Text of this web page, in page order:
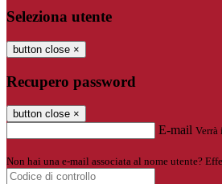
Seleziona utente
button close ×
Recupero password
button close ×
E-mail
Non hai una e-mail associata al nome utente?